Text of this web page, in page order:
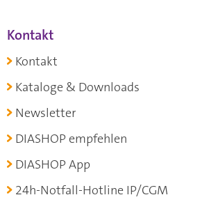
Kontakt
Kontakt
Kataloge & Downloads
Newsletter
DIASHOP empfehlen
DIASHOP App
24h-Notfall-Hotline IP/CGM